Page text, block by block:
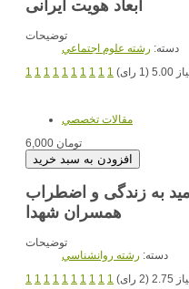
ابعاد هویت ایرانی
توضیحات
دسته: رشته علوم اجتماعي
1 1 1 1 1 1 1 1 1 1
(1 رای)
مقالات تخصصي
6,000 تومان
به زندگی و اضطراب
همسران شهدا
توضیحات
دسته: رشته روانشناسي
1 1 1 1 1 1 1 1 1 1
(2 رای)